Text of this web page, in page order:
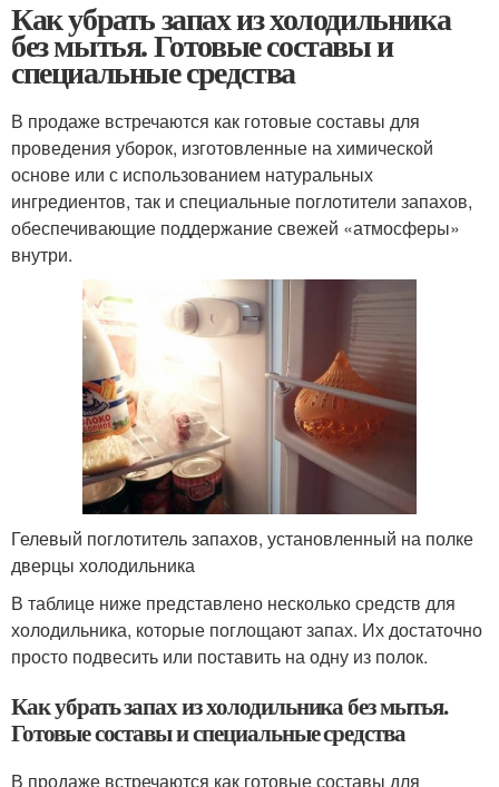
Как убрать запах из холодильника
без мытья. Готовые составы и
специальные средства
В продаже встречаются как готовые составы для
проведения уборок, изготовленные на химической
основе или с использованием натуральных
ингредиентов, так и специальные поглотители запахов,
обеспечивающие поддержание свежей «атмосферы»
внутри.
Гелевый поглотитель запахов, установленный на полке
дверцы холодильника
В таблице ниже представлено несколько средств для
холодильника, которые поглощают запах. Их достаточно
просто подвесить или поставить на одну из полок.
Как убрать запах из холодильника без мытья.
Готовые составы и специальные средства
В продаже встречаются как готовые составы для